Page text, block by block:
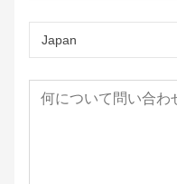
Japan